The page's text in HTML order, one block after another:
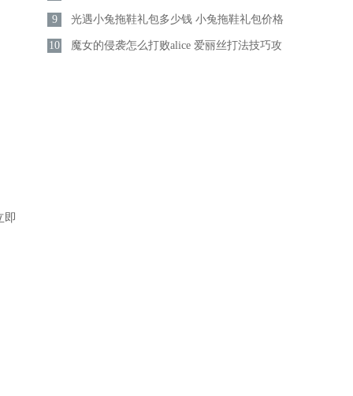
即
绍
9 光遇小兔拖鞋礼包多少钱 小兔拖鞋礼包价格
介绍
10 魔女的侵袭怎么打败alice 爱丽丝打法技巧攻